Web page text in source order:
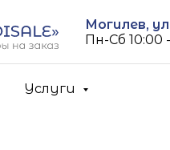
Могилев,
Пн-Cб 10:00
Услуги